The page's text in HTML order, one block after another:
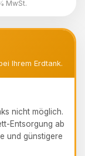
MwSt.
Ihrem Erdtank.
nicht möglich.
Entsorgung ab
und günstigere